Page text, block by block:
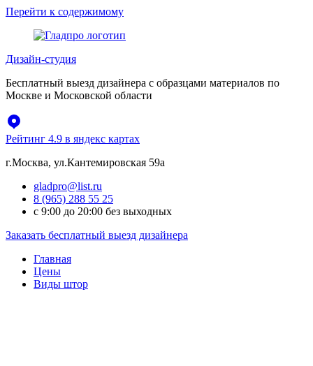
Перейти к содержимому
Дизайн-студия
Бесплатный выезд дизайнера с образцами материалов по
Москве и Московской области
Рейтинг 4.9 в яндекс картах
г.Москва, ул.Кантемировская 59а
gladpro@list.ru
8 (965) 288 55 25
с 9:00 до 20:00 без выходных
Заказать бесплатный выезд дизайнера
Главная
Цены
Виды штор